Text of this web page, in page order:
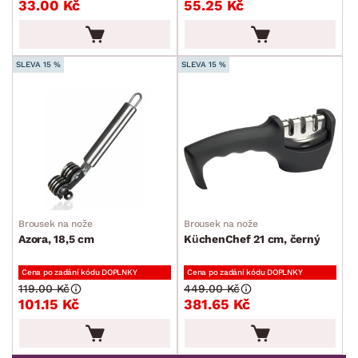
Příbory
Vařečky a naběračky
Jídelní servis
Sklenice a skleničky
Příslušenství ke kávě a čaji
Kuchyňské nože
Dózy
Džbány a karafy
Cukrářské potřeby
Osvětlení
Ukládání a organizace
Drobné bytové doplňky
33.00 Kč 55.25 Kč
SLEVA 15 %
Brousek na nože
Azora, 18,5 cm
Cena po zadání kódu DOPLNKY
101.15 Kč
119.00 Kč
SLEVA 15 %
Brousek na nože
KüchenChef 21 cm, černý
Cena po zadání kódu DOPLNKY
381.65 Kč
449.00 Kč